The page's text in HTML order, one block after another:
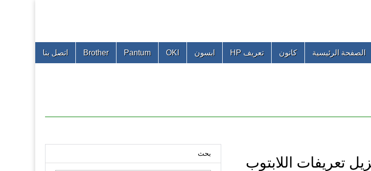
الصفحة الرئيسية كانون تعريف HP ابسون OKI
Pantum
Brother اتصل بنا
بحث